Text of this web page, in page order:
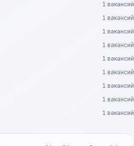
1 вакансий
1 вакансий
1 вакансий
1 вакансий
1 вакансий
1 вакансий
1 вакансий
1 вакансий
1 вакансий